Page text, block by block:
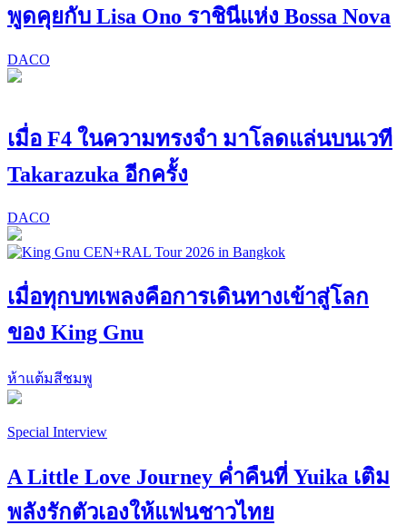
พูดคุยกับ Lisa Ono ราชินีแห่ง Bossa Nova
DACO
เมื่อ F4 ในความทรงจำ มาโลดแล่นบนเวที
Takarazuka อีกครั้ง
DACO
เมื่อทุกบทเพลงคือการเดินทางเข้าสู่โลก
ของ King Gnu
ห้าแต้มสีชมพู
Special Interview
A Little Love Journey ค่ำคืนที่ Yuika เติม
พลังรักตัวเองให้แฟนชาวไทย